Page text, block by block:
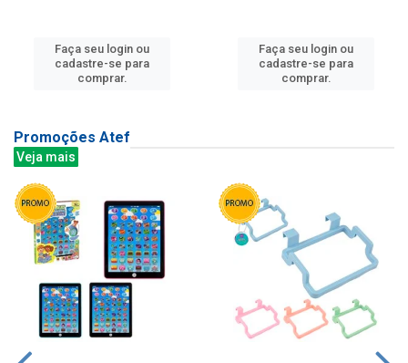
Faça seu login ou
cadastre-se para
comprar.
Faça seu login ou
cadastre-se para
comprar.
Promoções Atef
Veja mais